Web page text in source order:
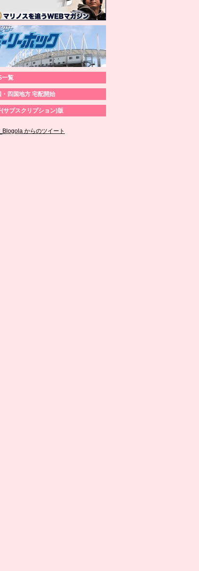
一覧
・四国地方 宅配開始
(サブスクリプション)版
からのツイート